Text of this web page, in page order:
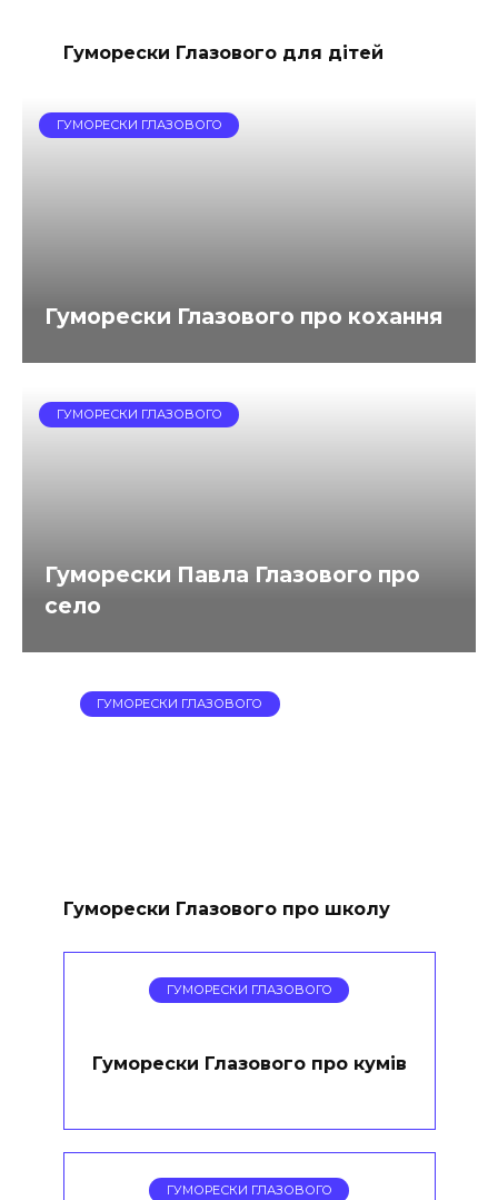
Гуморески Глазового для дітей
ГУМОРЕСКИ ГЛАЗОВОГО
Гуморески Глазового про кохання
ГУМОРЕСКИ ГЛАЗОВОГО
Гуморески Павла Глазового про
село
ГУМОРЕСКИ ГЛАЗОВОГО
Гуморески Глазового про школу
ГУМОРЕСКИ ГЛАЗОВОГО
Гуморески Глазового про кумів
ГУМОРЕСКИ ГЛАЗОВОГО